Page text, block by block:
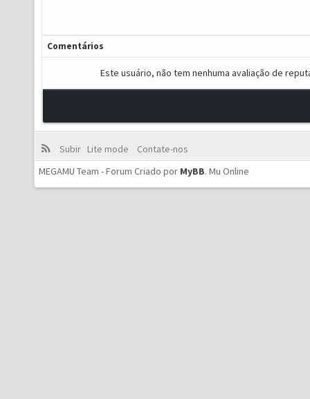
Comentários
Este usuário, não tem nenhuma avaliação de
Subir Lite mode
Contate-nos
MEGAMU Team - Forum Criado por MyBB. Mu Online